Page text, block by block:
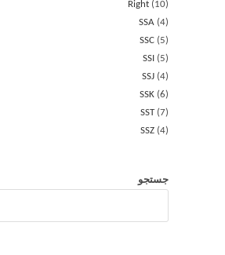
Right
10
SSA 4
SSC
5
SSI
5
SSJ 4
SSK 6
SST 7
SSZ 4
جستجو